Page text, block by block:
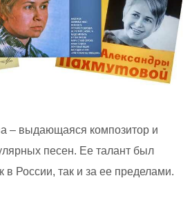
– выдающаяся композитор и
песен. Ее талант был
в России, так и за ее пределами.